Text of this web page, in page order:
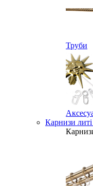
Труби
Карнизи литі